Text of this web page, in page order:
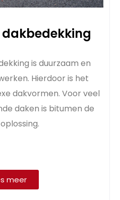
is duurzaam en
Hierdoor is het
dakvormen. Voor veel
daken is bitumen de
meer